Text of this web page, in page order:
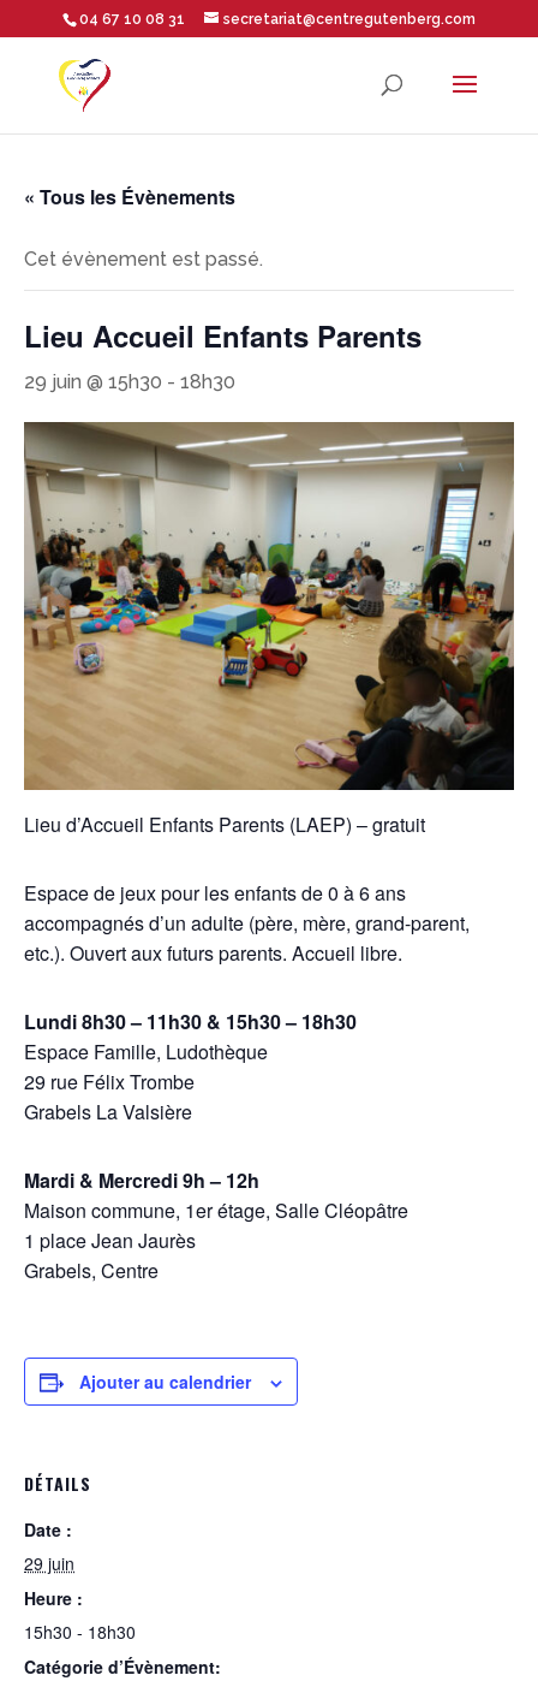
Ouvrir la barre d’outils
04 67 10 08 31 secretariat@centregutenberg.com
« Tous les Évènements
Cet évènement est passé.
Lieu Accueil Enfants Parents
29 juin @ 15h30 - 18h30
Lieu d’Accueil Enfants Parents (LAEP) – gratuit
Espace de jeux pour les enfants de 0 à 6 ans
accompagnés d’un adulte (père, mère, grand-parent,
etc.). Ouvert aux futurs parents. Accueil libre.
Lundi 8h30 – 11h30 & 15h30 – 18h30
Espace Famille, Ludothèque
29 rue Félix Trombe
Grabels La Valsière
Mardi & Mercredi 9h – 12h
Maison commune, 1er étage, Salle Cléopâtre
1 place Jean Jaurès
Grabels, Centre
Ajouter au calendrier
DÉTAILS
Date :
29 juin
Heure :
15h30 - 18h30
Catégorie d’Évènement: